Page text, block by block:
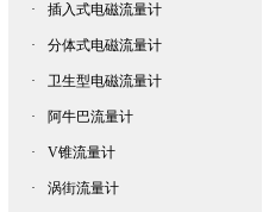
· 插入式电磁流量计
· 分体式电磁流量计
· 卫生型电磁流量计
· 阿牛巴流量计
· V锥流量计
· 涡街流量计